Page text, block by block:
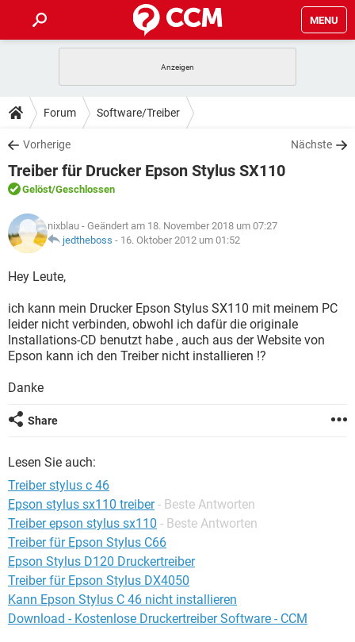
MENU
ANDROID IOS
WINDOWS 10
WHATSAPP TIKTOK
FACEBOOK
TIPPS & TRICKS
SPIELE
WINDOWS 10
WHATSAPP
FACEBOOK HARDWARE
DOWNLOADS
SPIELE STREAMING
ANDROID
WINDOWS 10 INSTAGRAM
WHATSAPP
FACEBOOK
FORUM
SPIELE
ANDROID IOS
FACEBOOK HARDWARE
LEXIKON
SPIELE
ANDROID
WINDOWS 10 INSTAGRAM
WHATSAPP TIKTOK
FACEBOOK HARDWARE
Forum Software/Treiber
Vorherige Nächste
Treiber für Drucker Epson Stylus SX110
Gelöst/Geschlossen
nixblau - Geändert am 18. November 2018 um 07:27
jedtheboss - 16. Oktober 2012 um 01:52
Hey Leute,
ich kann mein Drucker Epson Stylus SX110 mit meinem PC
leider nicht verbinden, obwohl ich dafür die originale
Installations-CD benutzt habe , auch aus der Website von
Epson kann ich den Treiber nicht installieren !?
Danke
Share
Lesen Sie auch:
Treiber stylus c 46
Epson stylus sx110 treiber - Beste Antworten
Treiber epson stylus sx110 - Beste Antworten
Treiber für Epson Stylus C66
Epson Stylus D120 Druckertreiber
Treiber für Epson Stylus DX4050
Kann Epson Stylus C 46 nicht installieren
Download - Kostenlose Druckertreiber Software - CCM